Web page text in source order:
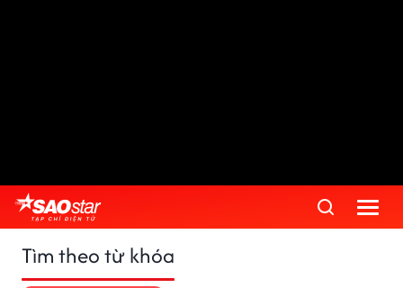
Tìm theo từ khóa